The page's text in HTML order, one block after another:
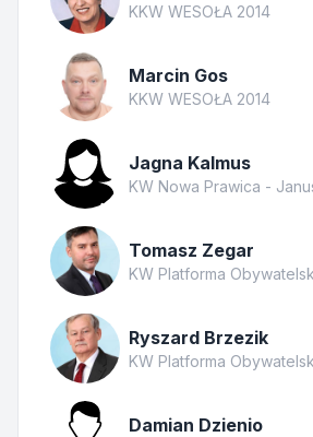
KKW WESOŁA 2014
Marcin Gos
KKW WESOŁA 2014
Jagna Kalmus
KW Nowa Prawica -
Tomasz Zegar
KW Platforma
Ryszard Brzezik
KW Platforma
Damian Dzienio